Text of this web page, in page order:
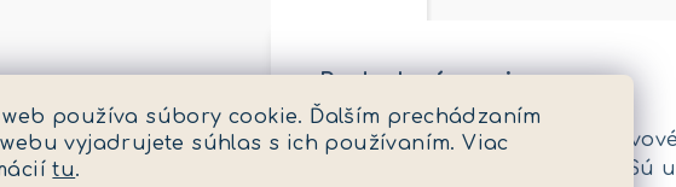
web používa súbory cookie. Ďalším prechádzaním
vyjadrujete súhlas s ich používaním. Viac
tu.
Podrobný popis
Kawasaki Ninja® ZX™-14R.
odpruženú zadnú nápravu. Sú